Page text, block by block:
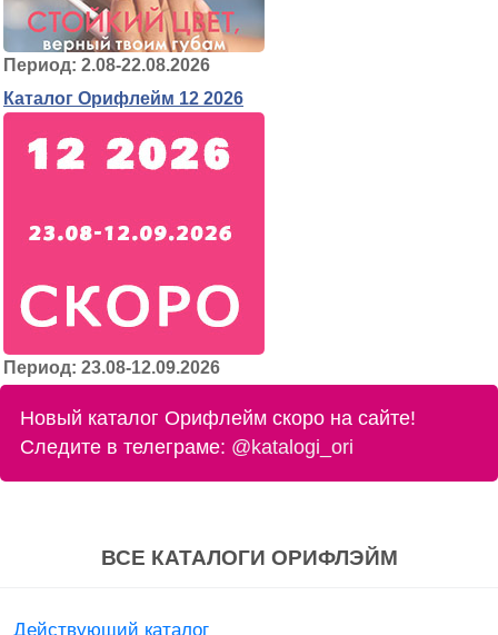
Период: 2.08-22.08.2026
Каталог Орифлейм 12 2026
Период: 23.08-12.09.2026
Новый каталог Орифлейм скоро на сайте!
Следите в телеграме: @katalogi_ori
ВСЕ КАТАЛОГИ ОРИФЛЭЙМ
Действующий каталог